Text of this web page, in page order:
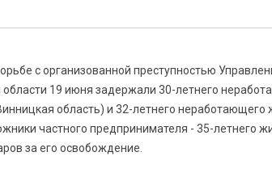
с организованной преступностью
области 19 июня задержали 30-летнего
область) и 32-летнего неработающего
частного предпринимателя - 35-летнего
за его освобождение.